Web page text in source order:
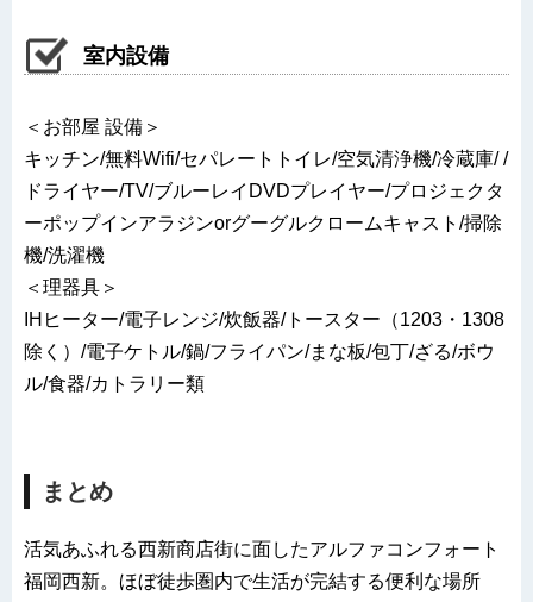
室内設備
＜お部屋 設備＞
キッチン/無料Wifi/セパレートトイレ/空気清浄機/冷蔵庫/ /
ドライヤー/TV/ブルーレイDVDプレイヤー/プロジェクタ
ーポップインアラジンorグーグルクロームキャスト/掃除
機/洗濯機
＜理器具＞
IHヒーター/電子レンジ/炊飯器/トースター（1203・1308
除く）/電子ケトル/鍋/フライパン/まな板/包丁/ざる/ボウ
ル/食器/カトラリー類
まとめ
活気あふれる西新商店街に面したアルファコンフォート
福岡西新。ほぼ徒歩圏内で生活が完結する便利な場所